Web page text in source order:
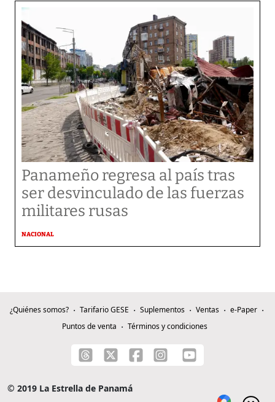
Panameño regresa al país tras
ser desvinculado de las fuerzas
militares rusas
NACIONAL
¿Quiénes somos? Tarifario GESE Suplementos Ventas
e-Paper
Puntos de venta
Términos y condiciones
© 2019 La Estrella de Panamá